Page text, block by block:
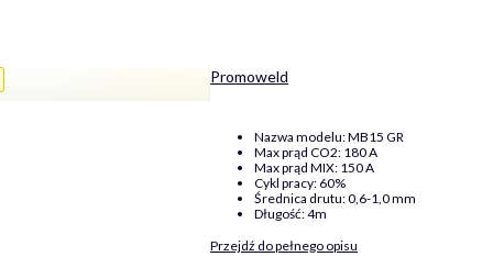
Promoweld
Nazwa modelu: MB15 GR
Max prąd CO2: 180 A
Max prąd MIX: 150 A
Cykl pracy: 60%
Średnica drutu: 0,6-1,0 mm
Długość: 4m
Przejdź do pełnego opisu